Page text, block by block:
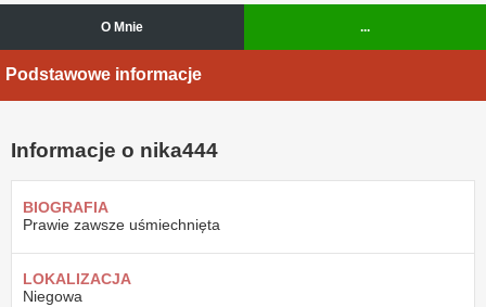
O Mnie ...
Podstawowe informacje
Informacje o nika444
BIOGRAFIA
Prawie zawsze uśmiechnięta
LOKALIZACJA
Niegowa